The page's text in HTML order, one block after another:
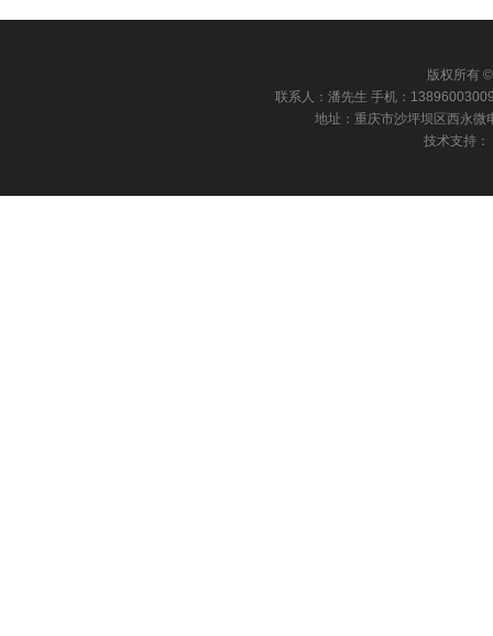
版权所有
联系人：潘先生 手机：
地址：重庆市沙坪坝区西永
技术支持：